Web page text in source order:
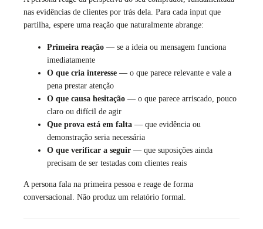
nas evidências de clientes por trás dela. Para cada input que
partilha, espere uma reação que naturalmente abrange:
Primeira reação — se a ideia ou mensagem funciona
imediatamente
O que cria interesse — o que parece relevante e vale a
pena prestar atenção
O que causa hesitação — o que parece arriscado, pouco
claro ou difícil de agir
Que prova está em falta — que evidência ou
demonstração seria necessária
O que verificar a seguir — que suposições ainda
precisam de ser testadas com clientes reais
A persona fala na primeira pessoa e reage de forma
conversacional. Não produz um relatório formal.